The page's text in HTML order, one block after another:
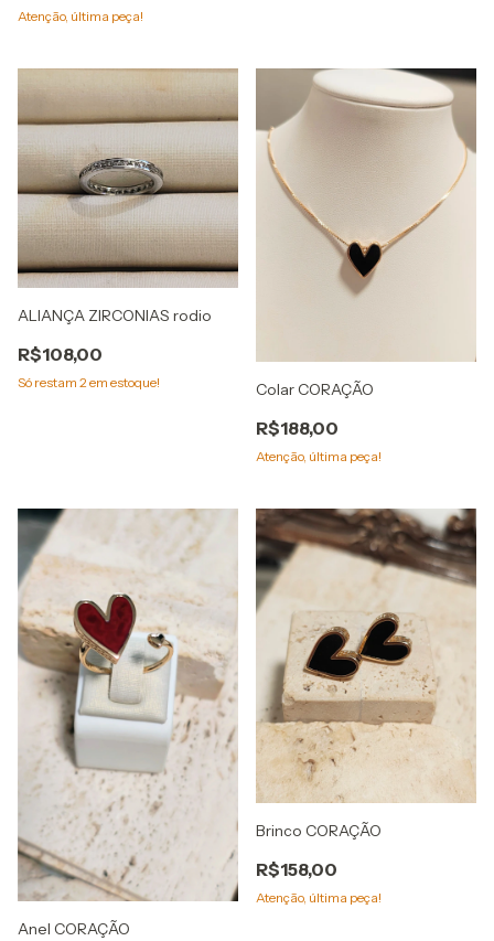
Atenção, última peça!
ALIANÇA ZIRCONIAS rodio
R$108,00
Só restam 2em estoque! Colar CORAÇÃO
R$188,00
Atenção, última peça!
Anel CORAÇÃO
Brinco CORAÇÃO
R$158,00
Atenção, última peça!